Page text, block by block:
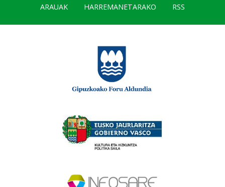
ARAUAK
HARREMANETARAKO RSS